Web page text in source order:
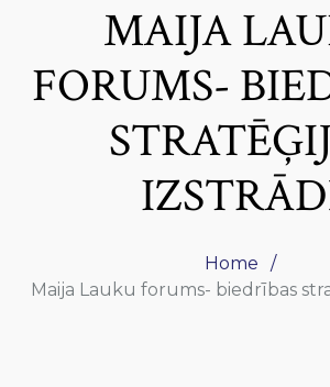
MAIJA
FORUMS-
Home
Maija Lauku forums- biedrības